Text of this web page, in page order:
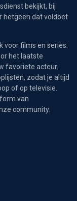
bekijkt, bij
hetgeen dat voldoet
voor films en series.
het laatste
favoriete acteur.
zodat je altijd
of op televisie.
van
community.